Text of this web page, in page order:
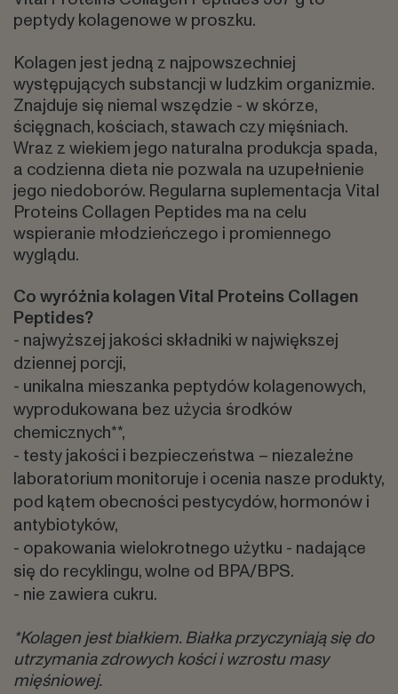
peptydy kolagenowe w proszku.
Kolagen jest jedną z najpowszechniej
występujących substancji w ludzkim organizmie.
Znajduje się niemal wszędzie - w skórze,
ścięgnach, kościach, stawach czy mięśniach.
Wraz z wiekiem jego naturalna produkcja spada,
a codzienna dieta nie pozwala na uzupełnienie
jego niedoborów. Regularna suplementacja Vital
Proteins Collagen Peptides ma na celu
wspieranie młodzieńczego i promiennego
wyglądu.
Co wyróżnia kolagen Vital Proteins Collagen
Peptides?
- najwyższej jakości składniki w największej
dziennej porcji,
- unikalna mieszanka peptydów kolagenowych,
wyprodukowana bez użycia środków
chemicznych**,
- testy jakości i bezpieczeństwa – niezależne
laboratorium monitoruje i ocenia nasze produkty,
pod kątem obecności pestycydów, hormonów i
antybiotyków,
- opakowania wielokrotnego użytku - nadające
się do recyklingu, wolne od BPA/BPS.
- nie zawiera cukru.
*Kolagen jest białkiem. Białka przyczyniają się do
utrzymania zdrowych kości i wzrostu masy
mięśniowej.